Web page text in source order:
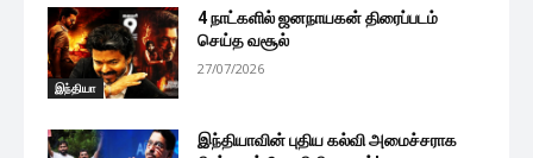
இந்தியா
4 நாட்களில் ஜனநாயகன் திரைப்படம்
செய்த வசூல்
27/07/2026
இந்தியாவின் புதிய கல்வி அமைச்சராக